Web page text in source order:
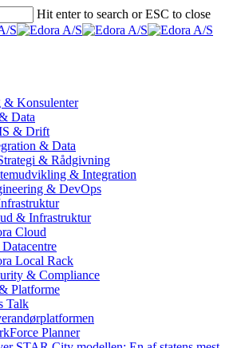
Hit enter to search or ESC to close
Konsulenter
Data
& Drift
& Data
& Rådgivning
& Integration
& DevOps
& Infrastruktur
Cloud
Local Rack
& Compliance
Platforme
Talk
Planner